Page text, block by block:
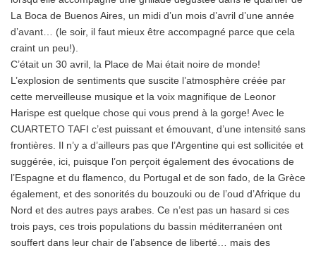
La Boca de Buenos Aires, un midi d’un mois d’avril d’une année
d’avant… (le soir, il faut mieux être accompagné parce que cela
craint un peu!).
C’était un 30 avril, la Place de Mai était noire de monde!
L’explosion de sentiments que suscite l’atmosphère créée par
cette merveilleuse musique et la voix magnifique de Leonor
Harispe est quelque chose qui vous prend à la gorge! Avec le
CUARTETO TAFI c’est puissant et émouvant, d’une intensité sans
frontières. Il n’y a d’ailleurs pas que l’Argentine qui est sollicitée et
suggérée, ici, puisque l’on perçoit également des évocations de
l’Espagne et du flamenco, du Portugal et de son fado, de la Grèce
également, et des sonorités du bouzouki ou de l’oud d’Afrique du
Nord et des autres pays arabes. Ce n’est pas un hasard si ces
trois pays, ces trois populations du bassin méditerranéen ont
souffert dans leur chair de l’absence de liberté… mais des